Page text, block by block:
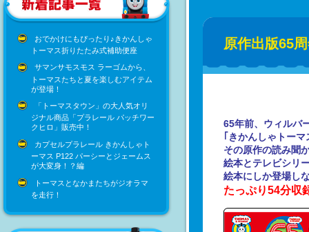
おでかけにもぴったり♪きかんしゃ
トーマス折りたたみ式補助便座
サマンサモスモス ラーゴムから、
トーマスたちと夏を楽しむアイテム
が登場！
「トーマスタウン」の大人気オリ
ジナル商品「プラレール パッチワー
クヒロ」販売中！
カプセルプラレール きかんしゃト
ーマス P122 パーシーとジェームス
が大変身！？編
トーマスとなかまたちがジオラマ
を走行！
原作出版65
65年前、ウィルバ
｢きかんしゃトー
その原作の読み聞
絵本とテレビシリ
絵本にしか登場し
たっぷり54分収